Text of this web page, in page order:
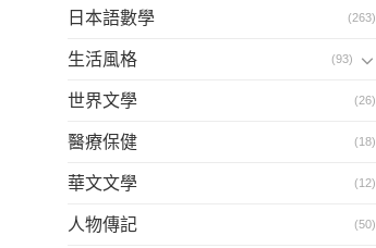
日本語數學 (263)
生活風格 (93)
世界文學 (26)
醫療保健 (18)
華文文學 (12)
人物傳記 (50)